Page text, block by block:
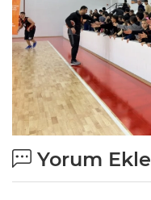
Yorum Ekle